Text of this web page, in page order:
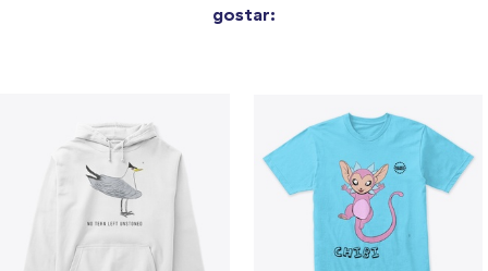
gostar: